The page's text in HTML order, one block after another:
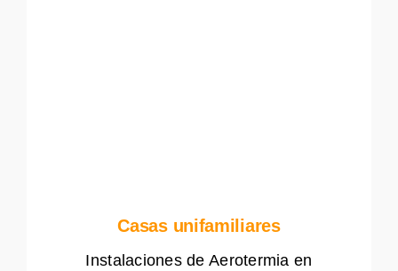
Casas unifamiliares
Instalaciones de Aerotermia en